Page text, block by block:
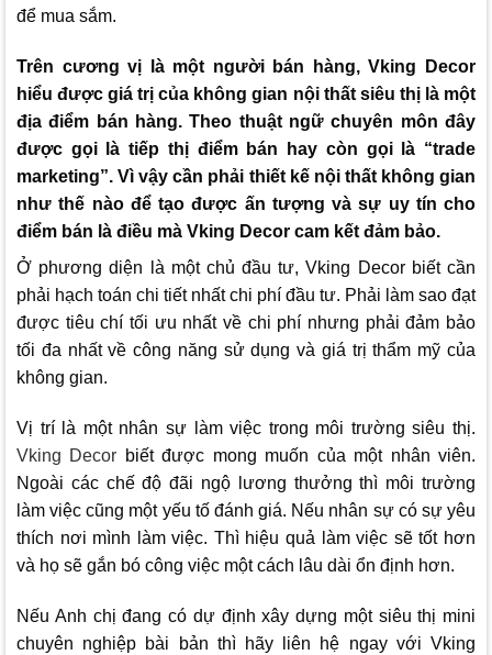
để mua sắm.
Trên cương vị là một người bán hàng,Vking Decor
hiểu được giá trị của không gian nội thất siêu thị là một
địa điểm bán hàng. Theo thuật ngữ chuyên môn đây
được gọi là tiếp thị điểm bán hay còn gọi là “trade
marketing”. Vì vậy cần phải thiết kế nội thất không gian
như thế nào để tạo được ấn tượng và sự uy tín cho
điểm bán là điều mà Vking Decor cam kết đảm bảo.
Ở phương diện là một chủ đầu tư,Vking Decorbiết cần
phải hạch toán chi tiết nhất chi phí đầu tư. Phải làm sao đạt
được tiêu chí tối ưu nhất về chi phí nhưng phải đảm bảo
tối đa nhất về công năng sử dụng và giá trị thẩm mỹ của
không gian.
Vị trí là một nhân sự làm việc trong môi trường siêu thị.
Vking Decor biết được mong muốn của một nhân viên.
Ngoài các chế độ đãi ngộ lương thưởng thì môi trường
làm việc cũng một yếu tố đánh giá. Nếu nhân sự có sự yêu
thích nơi mình làm việc. Thì hiệu quả làm việc sẽ tốt hơn
và họ sẽ gắn bó công việc một cách lâu dài ổn định hơn.
Nếu Anh chị đang có dự định xây dựng một siêu thị mini
chuyên nghiệp bài bản thì hãy liên hệ ngay với Vking